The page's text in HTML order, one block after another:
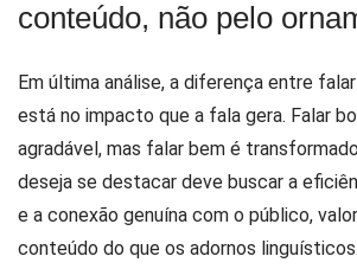
conteúdo, não pelo
Em última análise, a diferença entre
está no impacto que a fala gera. Falar
agradável, mas falar bem é
deseja se destacar deve buscar a
e a conexão genuína com o público,
conteúdo do que os adornos